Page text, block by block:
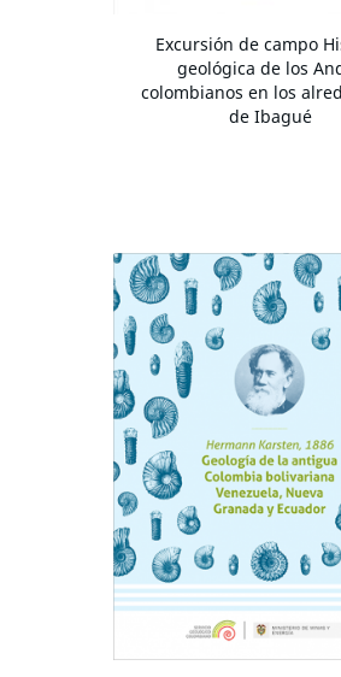
Excursión de campo
geológica de los
colombianos en los
de Ibagué